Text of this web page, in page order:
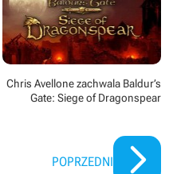
Chris Avellone zachwala Baldur’s
Gate: Siege of Dragonspear
POPRZEDNI